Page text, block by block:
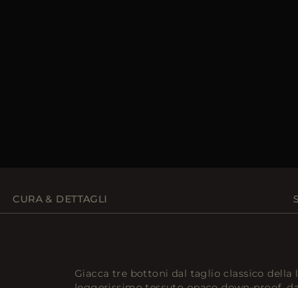
CURA & DETTAGLI
Giacca tre bottoni dal taglio classico della